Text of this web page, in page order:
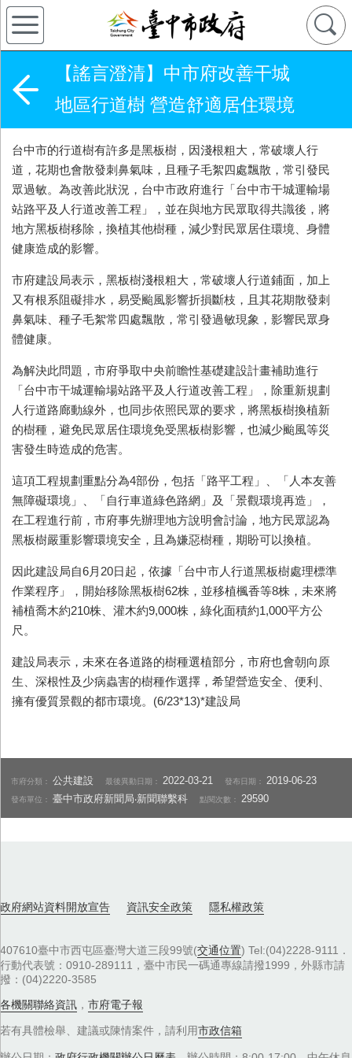
【謠言澄清】中市府改善干城
地區行道樹 營造舒適居住環境
台中市的行道樹有許多是黑板樹，因淺根粗大，常破壞人行
道，花期也會散發刺鼻氣味，且種子毛絮四處飄散，常引發民
眾過敏。為改善此狀況，台中市政府進行「台中市干城運輸場
站路平及人行道改善工程」，並在與地方民眾取得共識後，將
地方黑板樹移除，換植其他樹種，減少對民眾居住環境、身體
健康造成的影響。
市府建設局表示，黑板樹淺根粗大，常破壞人行道鋪面，加上
又有根系阻礙排水，易受颱風影響折損斷枝，且其花期散發刺
鼻氣味、種子毛絮常四處飄散，常引發過敏現象，影響民眾身
體健康。
為解決此問題，市府爭取中央前瞻性基礎建設計畫補助進行
「台中市干城運輸場站路平及人行道改善工程」，除重新規劃
人行道路廊動線外，也同步依照民眾的要求，將黑板樹換植新
的樹種，避免民眾居住環境免受黑板樹影響，也減少颱風等災
害發生時造成的危害。
這項工程規劃重點分為4部份，包括「路平工程」、「人本友善
無障礙環境」、「自行車道綠色路網」及「景觀環境再造」，
在工程進行前，市府事先辦理地方說明會討論，地方民眾認為
黑板樹嚴重影響環境安全，且為嫌惡樹種，期盼可以換植。
因此建設局自6月20日起，依據「台中市人行道黑板樹處理標準
作業程序」，開始移除黑板樹62株，並移植楓香等8株，未來將
補植喬木約210株、灌木約9,000株，綠化面積約1,000平方公
尺。
建設局表示，未來在各道路的樹種選植部分，市府也會朝向原
生、深根性及少病蟲害的樹種作選擇，希望營造安全、便利、
擁有優質景觀的都市環境。(6/23*13)*建設局
市府分類：公共建設 最後異動日期： 2022-03-21 發布日期： 2019-06-23
發布單位：臺中市政府新聞局‧新聞聯繫科 點閱次數： 29590
政府網站資料開放宣告 資訊安全政策 隱私權政策
407610臺中市西屯區臺灣大道三段99號(交通位置) Tel:(04)2228-9111．
行動代表號：0910-289111，臺中市民一碼通專線請撥1999，外縣市請
撥：(04)2220-3585
各機關聯絡資訊 ， 市府電子報
若有具體檢舉、建議或陳情案件，請利用市政信箱